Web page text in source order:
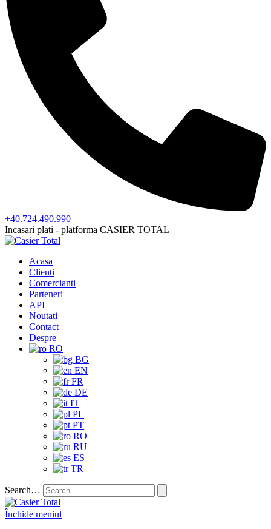
+40.724.490.990
Incasari plati - platforma CASIER TOTAL
Acasa
Clienti
Comercianti
Parteneri
API
Noutati
Contact
Despre
RO
BG
EN
FR
DE
IT
PL
PT
RO
RU
ES
TR
Search…
Închide meniul